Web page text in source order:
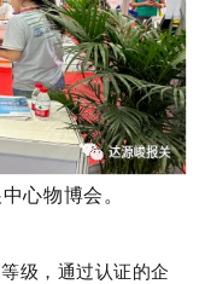
心物博会。
级，通过认证的企